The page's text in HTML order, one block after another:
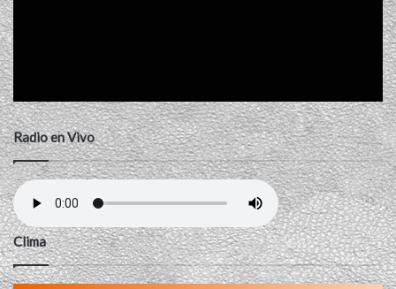
Radio en Vivo
Clima